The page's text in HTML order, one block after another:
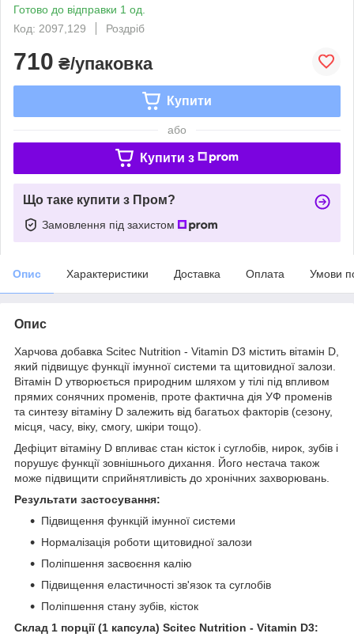
Готово до відправки 1 од.
Код: 2097,129
Роздріб
710 ₴/упаковка
Купити
або
Купити з
Що таке купити з Пром?
Замовлення під захистом
Опис Характеристики Доставка Оплата Умови
Опис
Харчова добавка Scitec Nutrition - Vitamin D3 містить вітамін D,
який підвищує функції імунної системи та щитовидної залози.
Вітамін D утворюється природним шляхом у тілі під впливом
прямих сонячних променів, проте фактична дія УФ променів
та синтезу вітаміну D залежить від багатьох факторів (сезону,
місця, часу, віку, смогу, шкіри тощо).
Дефіцит вітаміну D впливає стан кісток і суглобів, нирок, зубів і
порушує функції зовнішнього дихання. Його нестача також
може підвищити сприйнятливість до хронічних захворювань.
Результати застосування:
Підвищення функцій імунної системи
Нормалізація роботи щитовидної залози
Поліпшення засвоєння калію
Підвищення еластичності зв'язок та суглобів
Поліпшення стану зубів, кісток
Склад 1 порції (1 капсула) Scitec Nutrition - Vitamin D3: